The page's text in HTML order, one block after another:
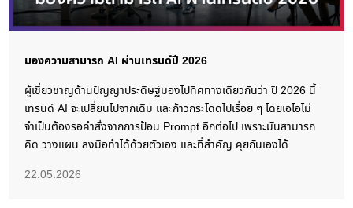
มองความสามารถ AI ผ่านเทรนด์ปี 2026
ผู้เชี่ยวชาญด้านปัญญาประดิษฐ์มองไปทิศทางเดียวกันว่า ปี 2026 นี้
เทรนด์ AI จะเปลี่ยนไปจากเดิม และก้าวกระโดดไปเรื่อย ๆ โดยเอไอไม่
จำเป็นต้องรอคำสั่งจากการป้อน Prompt อีกต่อไป เพราะมันสามารถ
คิด วางแผน ลงมือทำได้ด้วยตัวเอง และที่สำคัญ คุยกันเองได้
22.05.2026